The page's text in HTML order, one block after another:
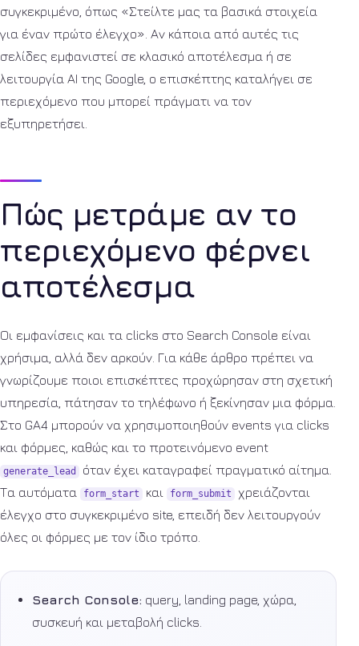
συγκεκριμένο, όπως «Στείλτε μας τα βασικά στοιχεία
για έναν πρώτο έλεγχο». Αν κάποια από αυτές τις
σελίδες εμφανιστεί σε κλασικό αποτέλεσμα ή σε
λειτουργία AI της Google, ο επισκέπτης καταλήγει σε
περιεχόμενο που μπορεί πράγματι να τον
εξυπηρετήσει.
Πώς μετράμε αν το
περιεχόμενο φέρνει
αποτέλεσμα
Οι εμφανίσεις και τα clicks στο Search Console είναι
χρήσιμα, αλλά δεν αρκούν. Για κάθε άρθρο πρέπει να
γνωρίζουμε ποιοι επισκέπτες προχώρησαν στη σχετική
υπηρεσία, πάτησαν το τηλέφωνο ή ξεκίνησαν μια φόρμα.
Στο GA4 μπορούν να χρησιμοποιηθούν events για clicks
και φόρμες, καθώς και το προτεινόμενο event
generate_lead
όταν έχει καταγραφεί πραγματικό αίτημα.
Τα αυτόματα
form_start και form_submit
χρειάζονται
έλεγχο στο συγκεκριμένο site, επειδή δεν λειτουργούν
όλες οι φόρμες με τον ίδιο τρόπο.
Search Console: query, landing page, χώρα,
συσκευή και μεταβολή clicks.